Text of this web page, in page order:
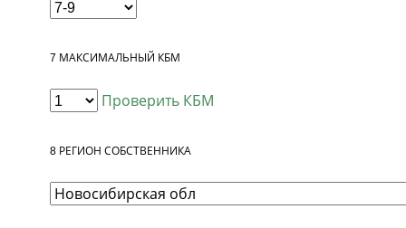
7 МАКСИМАЛЬНЫЙ КБМ
Проверить КБМ
8 РЕГИОН СОБСТВЕННИКА